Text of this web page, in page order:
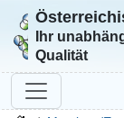
Zur Startseite
Ihr
Qualität